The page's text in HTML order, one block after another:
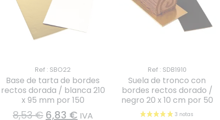
Ref : SBO22
Base de tarta de bordes
rectos dorada / blanca 210
x 95 mm por 150
8,53€ 6,83 € IVA
Ref : SDB1910
Suela de tronco con
bordes rectos dorado /
negro 20 x 10 cm por 50